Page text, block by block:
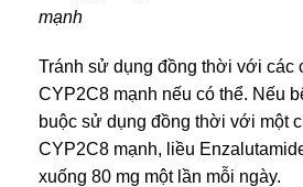
mạnh
Tránh sử dụng đồng thời với các
CYP2C8 mạnh nếu có thể. Nếu
buộc sử dụng đồng thời với một
CYP2C8 mạnh, liều
xuống 80 mg một lần mỗi ngày.